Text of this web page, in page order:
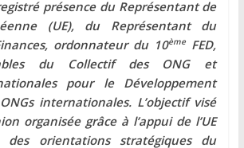
présence du Représentant de
(UE), du Représentant du
ordonnateur du 10ème FED,
du Collectif des ONG et
pour le Développement
internationales. L’objectif visé
organisée grâce à l’appui de l’UE
des orientations stratégiques du